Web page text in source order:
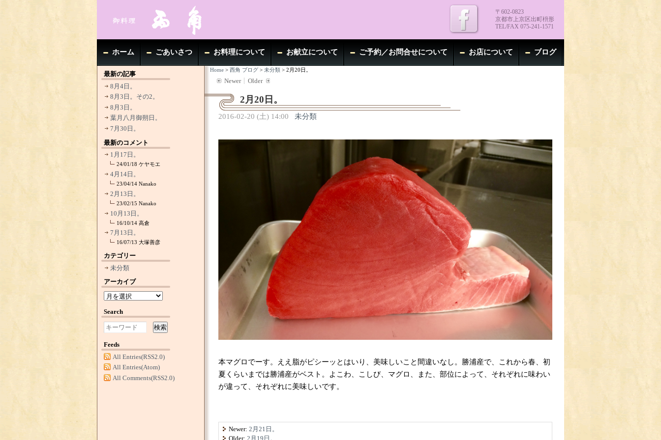
〒602-0823
京都市上京区出町枡形
TEL/FAX 075-241-1571
ホーム ごあいさつ お料理について お献立について ご予約／お問合せについて お店について ブログ
Home> 西角 ブログ> 未分類> 2月20日。
Newer Older
2月20日。
2016-02-20 (土) 14:00 未分類
本マグロでーす。ええ脂がピシーッとはいり、美味しいこと間違いなし。勝浦産で、これから春、初
夏くらいまでは勝浦産がベスト。よこわ、こしび、マグロ、また、部位によって、それぞれに味わい
が違って、それぞれに美味しいです。
Newer:2月21日。
Older:2月19日。
最新の記事
8月4日。
8月3日。その2。
8月3日。
葉月八月御朔日。
7月30日。
最新のコメント
1月17日。
24/01/18ケヤモエ
4月14日。
23/04/14Nanako
2月13日。
23/02/15Nanako
10月13日。
16/10/14高倉
7月13日。
16/07/13大塚善彦
カテゴリー
未分類
アーカイブ
Search
検索
Feeds
All Entries(RSS2.0)
All Entries(Atom)
All Comments(RSS2.0)